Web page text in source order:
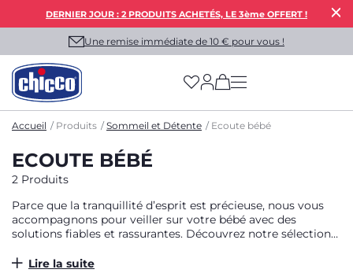
DERNIER JOUR : 2 PRODUITS ACHETÉS, LE 3ème OFFERT !
Une remise immédiate de 10 € pour vous !
(has more options
Accueil Produits Sommeil et Détente Ecoute bébé
ECOUTE BÉBÉ
2 Produits
Parce que la tranquillité d’esprit est précieuse, nous vous
accompagnons pour veiller sur votre bébé avec des
solutions fiables et rassurantes. Découvrez notre sélection
offrir confort, sécurité et sérénité au quotidien.
Lire la suite